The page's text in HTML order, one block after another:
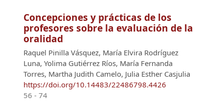
Concepciones y prácticas de los
profesores sobre la evaluación de la
oralidad
Raquel Pinilla Vásquez, María Elvira Rodríguez
Luna, Yolima Gutiérrez Ríos, María Fernanda
Torres, Martha Judith Camelo, Julia Esther Casjulia
https://doi.org/10.14483/22486798.4426
56 - 74